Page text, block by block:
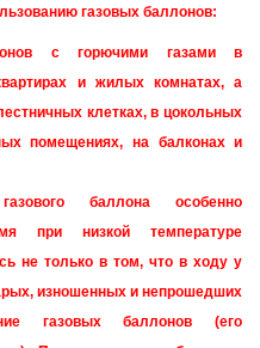
газовых баллонов:
с горючими газами в
и жилых комнатах, а
клетках, в цокольных
помещениях, на балконах и
баллона особенно
при низкой температуре
не только в том, что в ходу у
изношенных и непрошедших
газовых баллонов (его